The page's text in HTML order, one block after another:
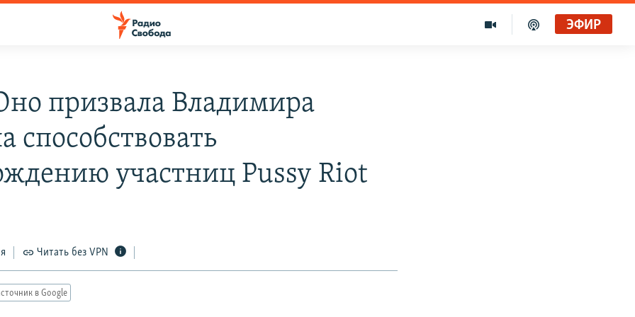
ЭФИР
призвала Владимира
способствовать
участниц Pussy Riot
Читать без VPN
в Google